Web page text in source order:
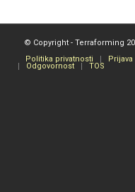
© Copyright - Terraforming
Politika privatnosti
Odgovornost TOS